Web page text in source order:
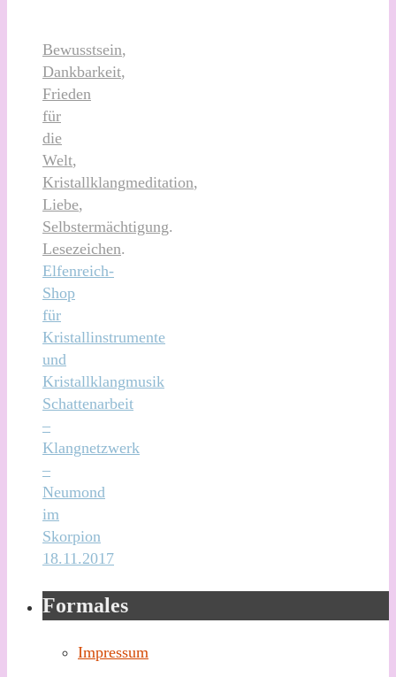
Bewusstsein,
Dankbarkeit,
Frieden
für
die
Welt,
Kristallklangmeditation,
Liebe,
Selbstermächtigung.
Lesezeichen.
Elfenreich-
Shop
für
Kristallinstrumente
und
Kristallklangmusik
Schattenarbeit
–
Klangnetzwerk
–
Neumond
im
Skorpion
18.11.2017
Formales
Impressum